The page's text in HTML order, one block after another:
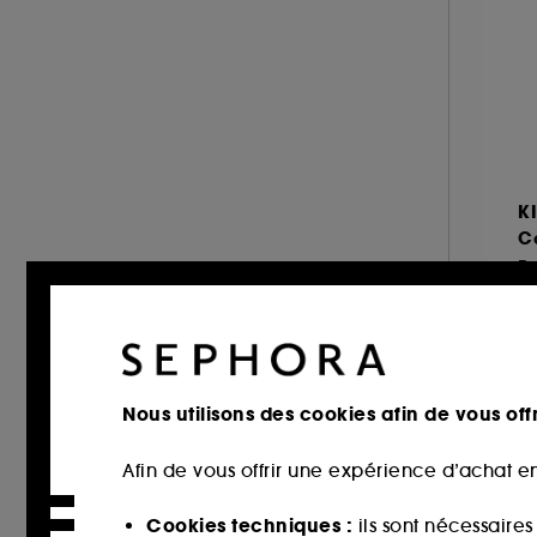
L'ARTISAN PARFUMEUR (35)
LANCÔME (25)
LE MONDE GOURMAND (12)
LOLITA LEMPICKA (12)
MAISON MARGIELA (4)
MIU MIU (6)
Marin (14)
Nous utilisons des cookies afin de vous
Afin de vous offrir une expérience d’achat
Cookies techniques : ils sont